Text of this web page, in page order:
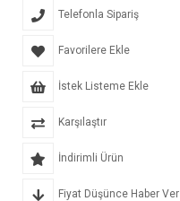
Telefonla Sipariş
Favorilere Ekle
İstek Listeme Ekle
Karşılaştır
İndirimli Ürün
Fiyat Düşünce Haber Ver